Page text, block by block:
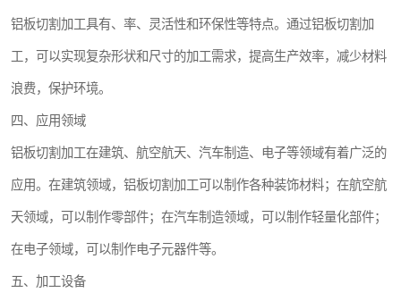
铝板切割加工具有、率、灵活性和环保性等特点。通过铝板切割加
工，可以实现复杂形状和尺寸的加工需求，提高生产效率，减少材料
浪费，保护环境。
四、应用领域
铝板切割加工在建筑、航空航天、汽车制造、电子等领域有着广泛的
应用。在建筑领域，铝板切割加工可以制作各种装饰材料；在航空航
天领域，可以制作零部件；在汽车制造领域，可以制作轻量化部件；
在电子领域，可以制作电子元器件等。
五、加工设备